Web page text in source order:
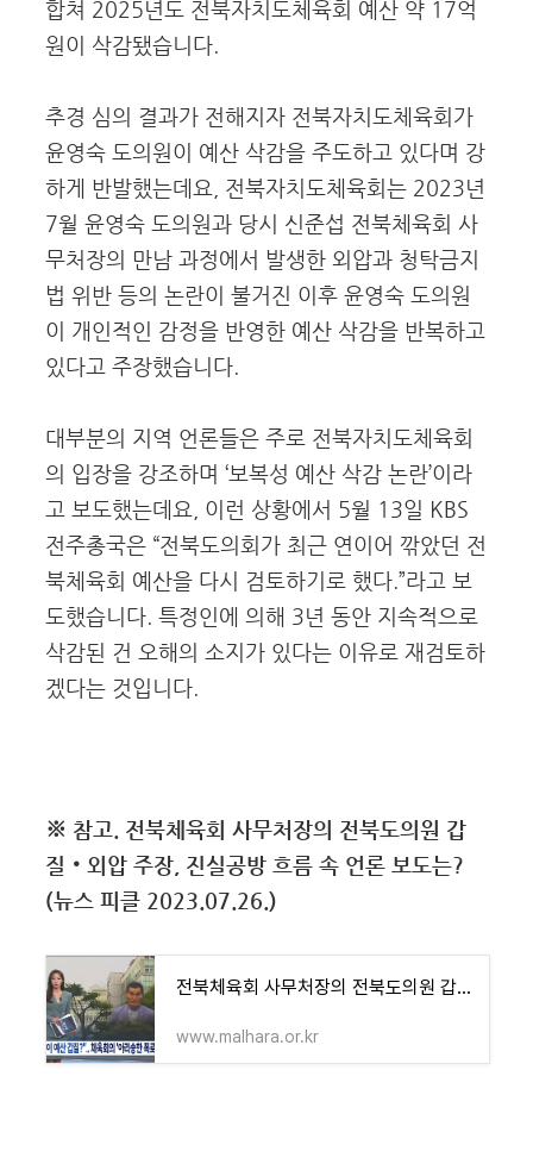
합쳐 2025년도 전북자치도체육회 예산 약 17억
원이 삭감됐습니다.
추경 심의 결과가 전해지자 전북자치도체육회가
윤영숙 도의원이 예산 삭감을 주도하고 있다며 강
하게 반발했는데요, 전북자치도체육회는 2023년
7월 윤영숙 도의원과 당시 신준섭 전북체육회 사
무처장의 만남 과정에서 발생한 외압과 청탁금지
법 위반 등의 논란이 불거진 이후 윤영숙 도의원
이 개인적인 감정을 반영한 예산 삭감을 반복하고
있다고 주장했습니다.
대부분의 지역 언론들은 주로 전북자치도체육회
의 입장을 강조하며 ‘보복성 예산 삭감 논란’이라
고 보도했는데요, 이런 상황에서 5월 13일 KBS
전주총국은 “전북도의회가 최근 연이어 깎았던 전
북체육회 예산을 다시 검토하기로 했다.”라고 보
도했습니다. 특정인에 의해 3년 동안 지속적으로
삭감된 건 오해의 소지가 있다는 이유로 재검토하
겠다는 것입니다.
※ 참고. 전북체육회 사무처장의 전북도의원 갑
질‧외압 주장, 진실공방 흐름 속 언론 보도는?
(뉴스 피클 2023.07.26.)
전북체육회 사무처장의 전북도의원 갑질‧외압 주장, 진실공방 흐름 속 언론 보도는?(뉴스 피클
www.malhara.or.kr